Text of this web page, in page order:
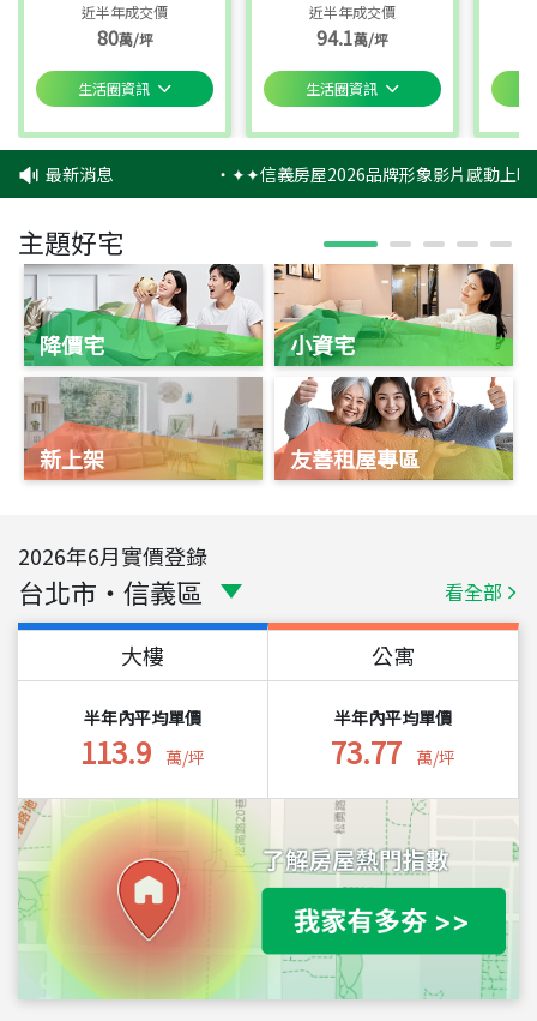
近半年成交價
80萬/坪
生活圈資訊
近半年成交價
94.1萬/坪
生活圈資訊
最新消息 ‧✦✦信義房屋2026品牌形象影片感動上
主題好宅
降價宅
新上架
小資宅
友善租屋專區
2026年6月實價登錄
台北市 ・ 信義區 看全部
大樓
半年內平均單價
113.9 萬/坪
公寓
半年內平均單價
73.77 萬/坪